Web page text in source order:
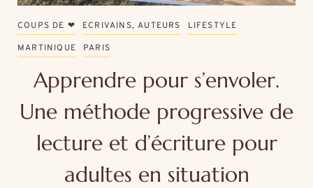
COUPS DE ❤ ECRIVAINS, AUTEURS
LIFESTYLE
MARTINIQUE
PARIS
Apprendre pour s’envoler.
Une méthode progressive de
lecture et d’écriture pour
adultes en situation